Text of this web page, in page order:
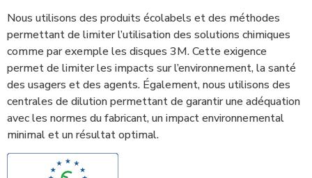
Nous utilisons des produits écolabels et des méthodes
permettant de limiter l’utilisation des solutions chimiques
comme par exemple les disques 3M. Cette exigence
permet de limiter les impacts sur l’environnement, la santé
des usagers et des agents. Également, nous utilisons des
centrales de dilution permettant de garantir une adéquation
avec les normes du fabricant, un impact environnemental
minimal et un résultat optimal.